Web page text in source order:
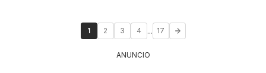
1 2 3 4 ... 17
ANUNCIO